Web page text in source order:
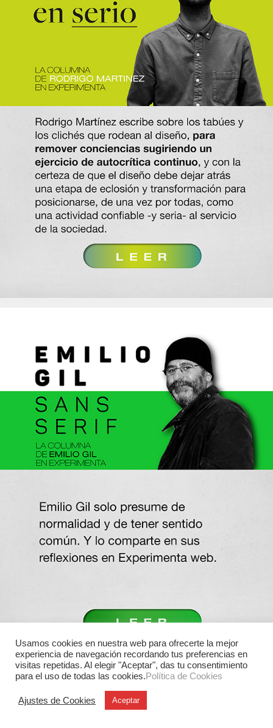
Usamos cookies en nuestra web para ofrecerte la mejor
experiencia de navegación recordando tus preferencias en
visitas repetidas. Al elegir "Aceptar", das tu consentimiento
para el uso de todas las cookies.Política de Cookies
Ajustes de Cookies Aceptar